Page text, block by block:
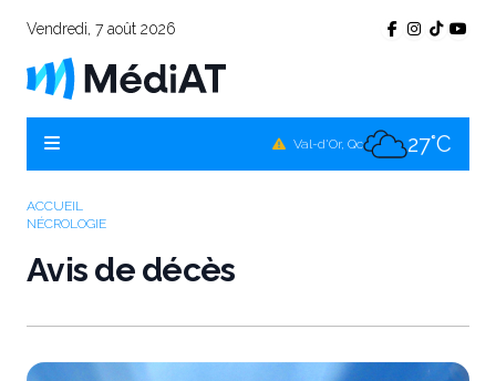
Vendredi, 7 août 2026
Val-d'Or, Qc 27°C
ACCUEIL
NÉCROLOGIE
Avis de décès